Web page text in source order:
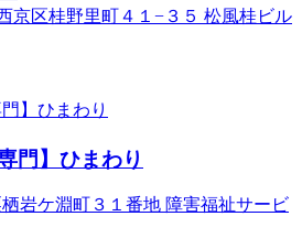
京区桂野里町４１−３５ 松風桂ビル
門】ひまわり
岩ケ淵町３１番地 障害福祉サービ